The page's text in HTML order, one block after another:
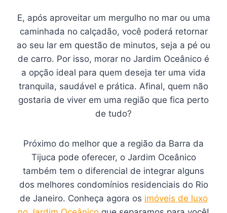
E, após aproveitar um mergulho no mar ou uma
caminhada no calçadão, você poderá retornar
ao seu lar em questão de minutos, seja a pé ou
de carro. Por isso, morar no Jardim Oceânico é
a opção ideal para quem deseja ter uma vida
tranquila, saudável e prática. Afinal, quem não
gostaria de viver em uma região que fica perto
de tudo?
Próximo do melhor que a região da Barra da
Tijuca pode oferecer, o Jardim Oceânico
também tem o diferencial de integrar alguns
dos melhores condomínios residenciais do Rio
de Janeiro. Conheça agora os imóveis de luxo